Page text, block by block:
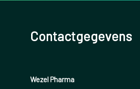
Contactgegevens
Wezel Pharma